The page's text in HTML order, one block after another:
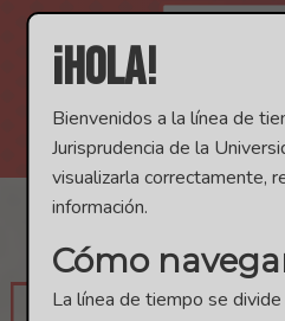
Pasar al contenido principal
¡Hola!
Bienvenidos a la línea de
Jurisprudencia de la
visualizarla correctamente,
información.
Cómo
La línea de tiempo se